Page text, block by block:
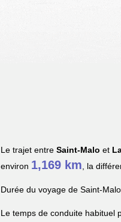
Le trajet entre Saint-Malo et
environ 1,169 km , la
Durée du voyage de Saint-
Le temps de conduite habituel